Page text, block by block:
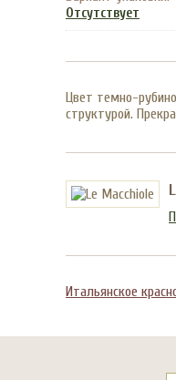
Отсутствует
Цвет темно-
структурой.
Итальянское